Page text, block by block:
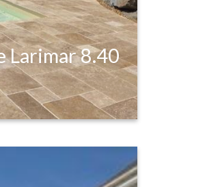
Larimar 8.40
élégant et